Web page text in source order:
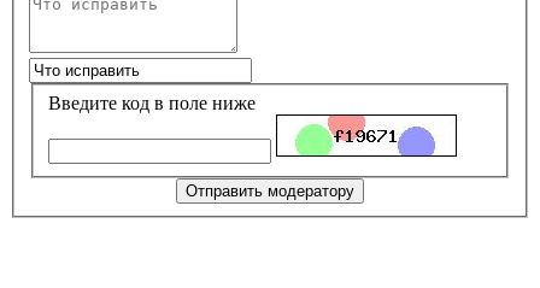
Введите код в поле ниже
Отправить модератору